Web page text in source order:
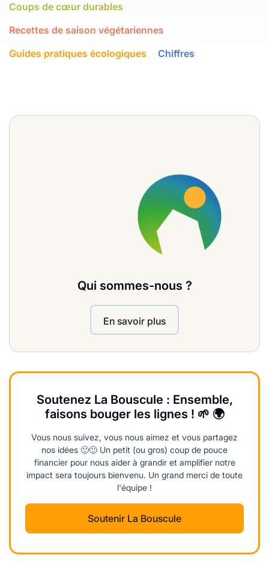
Coups de cœur durables
Recettes de saison végétariennes
Guides pratiques écologiques
Chiffres
Qui sommes-nous ?
En savoir plus
Soutenez La Bouscule : Ensemble,
faisons bouger les lignes ! 🌱 🌍
Vous nous suivez, vous nous aimez et vous partagez
nos idées 🙂🙂 Un petit (ou gros) coup de pouce
financier pour nous aider à grandir et amplifier notre
impact sera toujours bienvenu. Un grand merci de toute
l'équipe !
Soutenir La Bouscule